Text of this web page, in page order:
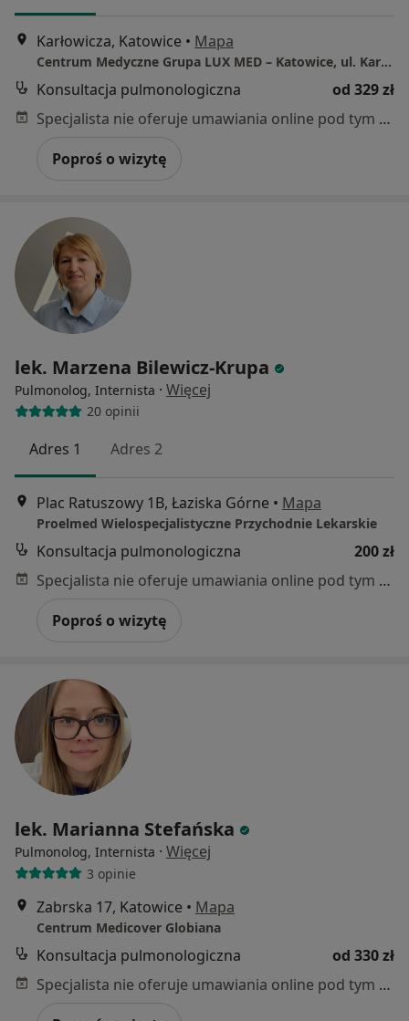
Karłowicza, Katowice • Mapa
Centrum Medyczne Grupa LUX MED – Katowice, ul. Karłowicza 11
Konsultacja pulmonologiczna
od 329 zł
Specjalista nie oferuje umawiania online pod tym adresem.
Poproś o wizytę
lek. Marzena Bilewicz-Krupa
Pulmonolog, Internista · Więcej
20 opinii
Adres 1 Adres 2
Plac Ratuszowy 1B, Łaziska Górne • Mapa
Proelmed Wielospecjalistyczne Przychodnie Lekarskie
Konsultacja pulmonologiczna
200 zł
Specjalista nie oferuje umawiania online pod tym adresem.
Poproś o wizytę
lek. Marianna Stefańska
Pulmonolog, Internista · Więcej
3 opinie
Zabrska 17, Katowice • Mapa
Centrum Medicover Globiana
Konsultacja pulmonologiczna
od 330 zł
Specjalista nie oferuje umawiania online pod tym adresem.